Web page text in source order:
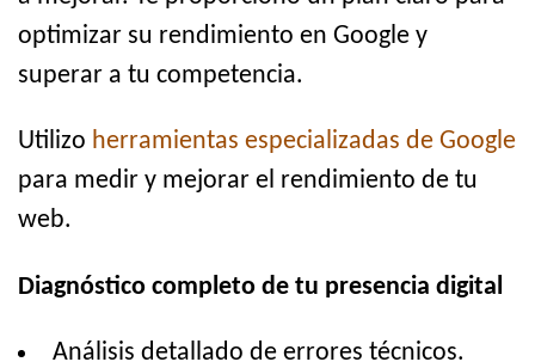
optimizar su rendimiento en Google y
superar a tu competencia.
Utilizo herramientas especializadas de Google
para medir y mejorar el rendimiento de tu
web.
Diagnóstico completo de tu presencia digital
Análisis detallado de errores técnicos.